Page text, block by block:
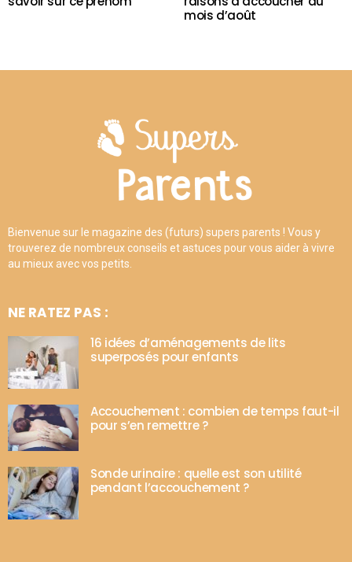
mois d’août
Bienvenue sur le magazine des (futurs) supers parents ! Vous y
trouverez de nombreux conseils et astuces pour vous aider à vivre
au mieux avec vos petits.
NE RATEZ PAS :
16 idées d’aménagements de lits
superposés pour enfants
Accouchement : combien de temps faut-il
pour s’en remettre ?
Sonde urinaire : quelle est son utilité
pendant l’accouchement ?